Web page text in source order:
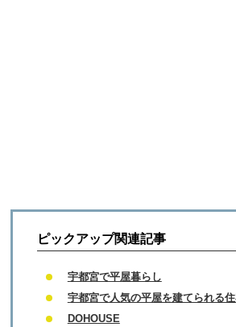
ピックアップ関連記事
宇都宮で平屋暮らし
宇都宮で人気の平屋を建てられる
DOHOUSE